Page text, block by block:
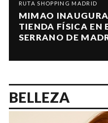
RUTA SHOPPING MADRID
MIMAO
TIENDA FÍSICA EN
SERRANO DE
BELLEZA